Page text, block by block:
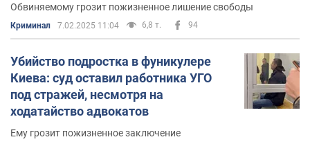
Обвиняемому грозит пожизненное лишение свободы
Криминал 7.02.2025 11:04 6,8 т. 94
Убийство подростка в фуникулере
Киева: суд оставил работника УГО
под стражей, несмотря на
ходатайство адвокатов
Ему грозит пожизненное заключение